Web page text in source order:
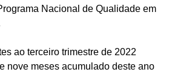
Nacional de Qualidade em
ao terceiro trimestre de 2022
nove meses acumulado deste ano